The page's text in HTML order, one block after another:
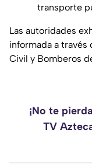
transporte
Las autoridades
informada a través
Civil y Bomberos
¡No te
TV